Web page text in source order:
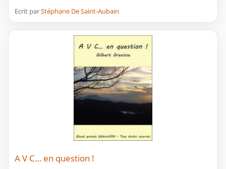
Ecrit parStéphane De Saint-Aubain
A V C… en question !